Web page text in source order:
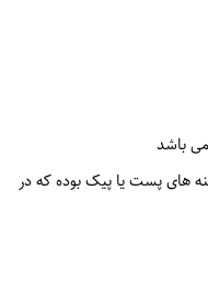
باشد
های پست یا پیک بوده که در